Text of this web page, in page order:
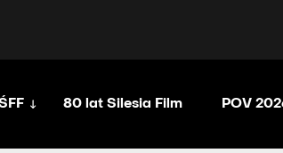
80 lat Silesia Film POV